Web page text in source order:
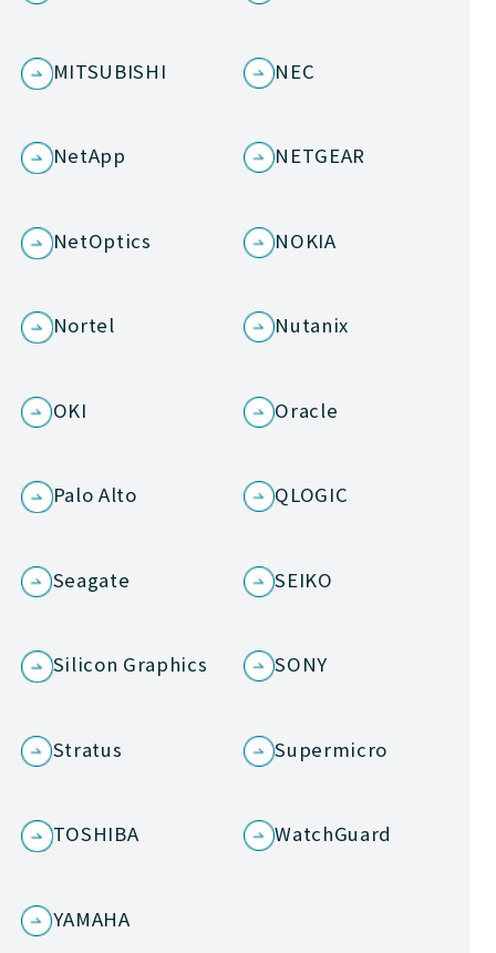
MITSUBISHI NEC
NetApp NETGEAR
NetOptics NOKIA
Nortel Nutanix
OKI Oracle
Palo Alto QLOGIC
Seagate SEIKO
Silicon Graphics SONY
Stratus Supermicro
TOSHIBA WatchGuard
YAMAHA